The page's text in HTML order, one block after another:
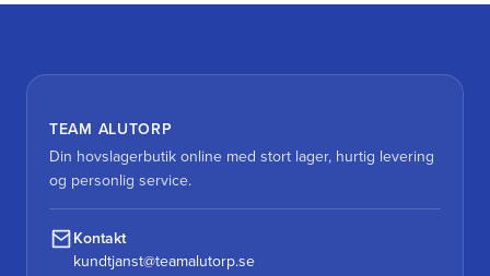
TEAM ALUTORP
Din hovslagerbutik online med stort lager, hurtig levering
og personlig service.
Kontakt
kundtjanst@teamalutorp.se